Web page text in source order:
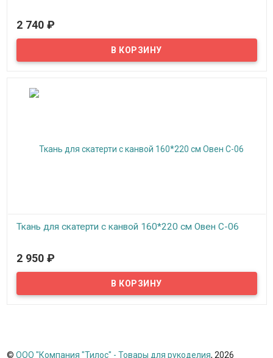
канвы по краям по 20 см.
2 740 ₽
Ткань для скатерти с канвой 160*220 см Овен С-06
канвы.
2 950 ₽
© ООО "Компания "Тилос" - Товары для рукоделия, 2026